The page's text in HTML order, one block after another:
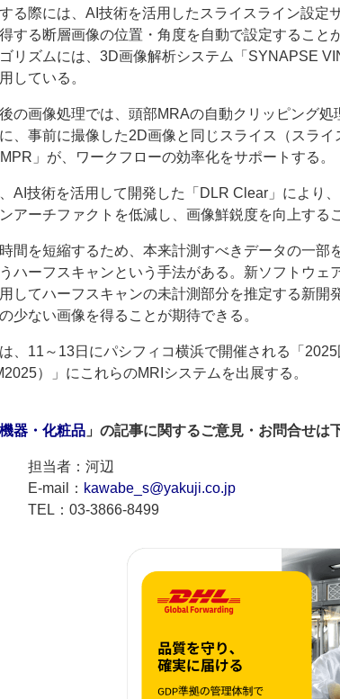
る際には、AI技術を活用したスライスライン設定
する断層画像の位置・角度を自動で設定すること
リズムには、3D画像解析システム「SYNAPSE
している。
の画像処理では、頭部MRAの自動クリッピング処
、事前に撮像した2D画像と同じスライス（スラ
」が、ワークフローの効率化をサポートする。
AI技術を活用して開発した「DLR Clear」により
アーチファクトを低減し、画像鮮鋭度を向上する
間を短縮するため、本来計測すべきデータの一部
ハーフスキャンという手法がある。新ソフトウェ
してハーフスキャンの未計測部分を推定する新開
少ない画像を得ることが期待できる。
、11～13日にパシフィコ横浜で開催される「
）」にこれらのMRIシステムを出展する。
器・化粧品 」の記事に関するご意見・お問合せは
者：河辺
： kawabe_s@yakuji.co.jp
：03-3866-8499